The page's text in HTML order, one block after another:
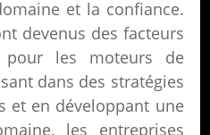
et la confiance.
devenus des facteurs
pour les moteurs de
dans des stratégies
et en développant une
les entreprises